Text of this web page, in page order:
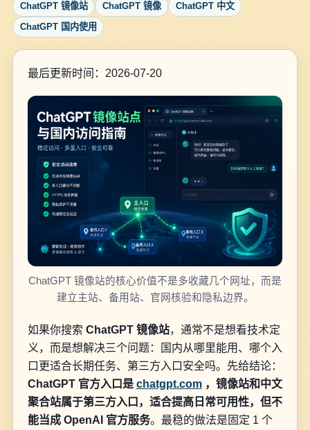
ChatGPT 镜像站 ChatGPT 镜像
ChatGPT 中文
ChatGPT 国内使用
最后更新时间：2026-07-20
ChatGPT 镜像站的核心价值不是多收藏几个网址，而是
建立主站、备用站、官网核验和隐私边界。
如果你搜索 ChatGPT 镜像站，通常不是想看技术定
义，而是想解决三个问题：国内从哪里能用、哪个入
口更适合长期任务、第三方入口安全吗。先给结论：
ChatGPT 官方入口是 chatgpt.com，镜像站和中文
聚合站属于第三方入口，适合提高日常可用性，但不
能当成 OpenAI 官方服务。最稳的做法是固定 1 个